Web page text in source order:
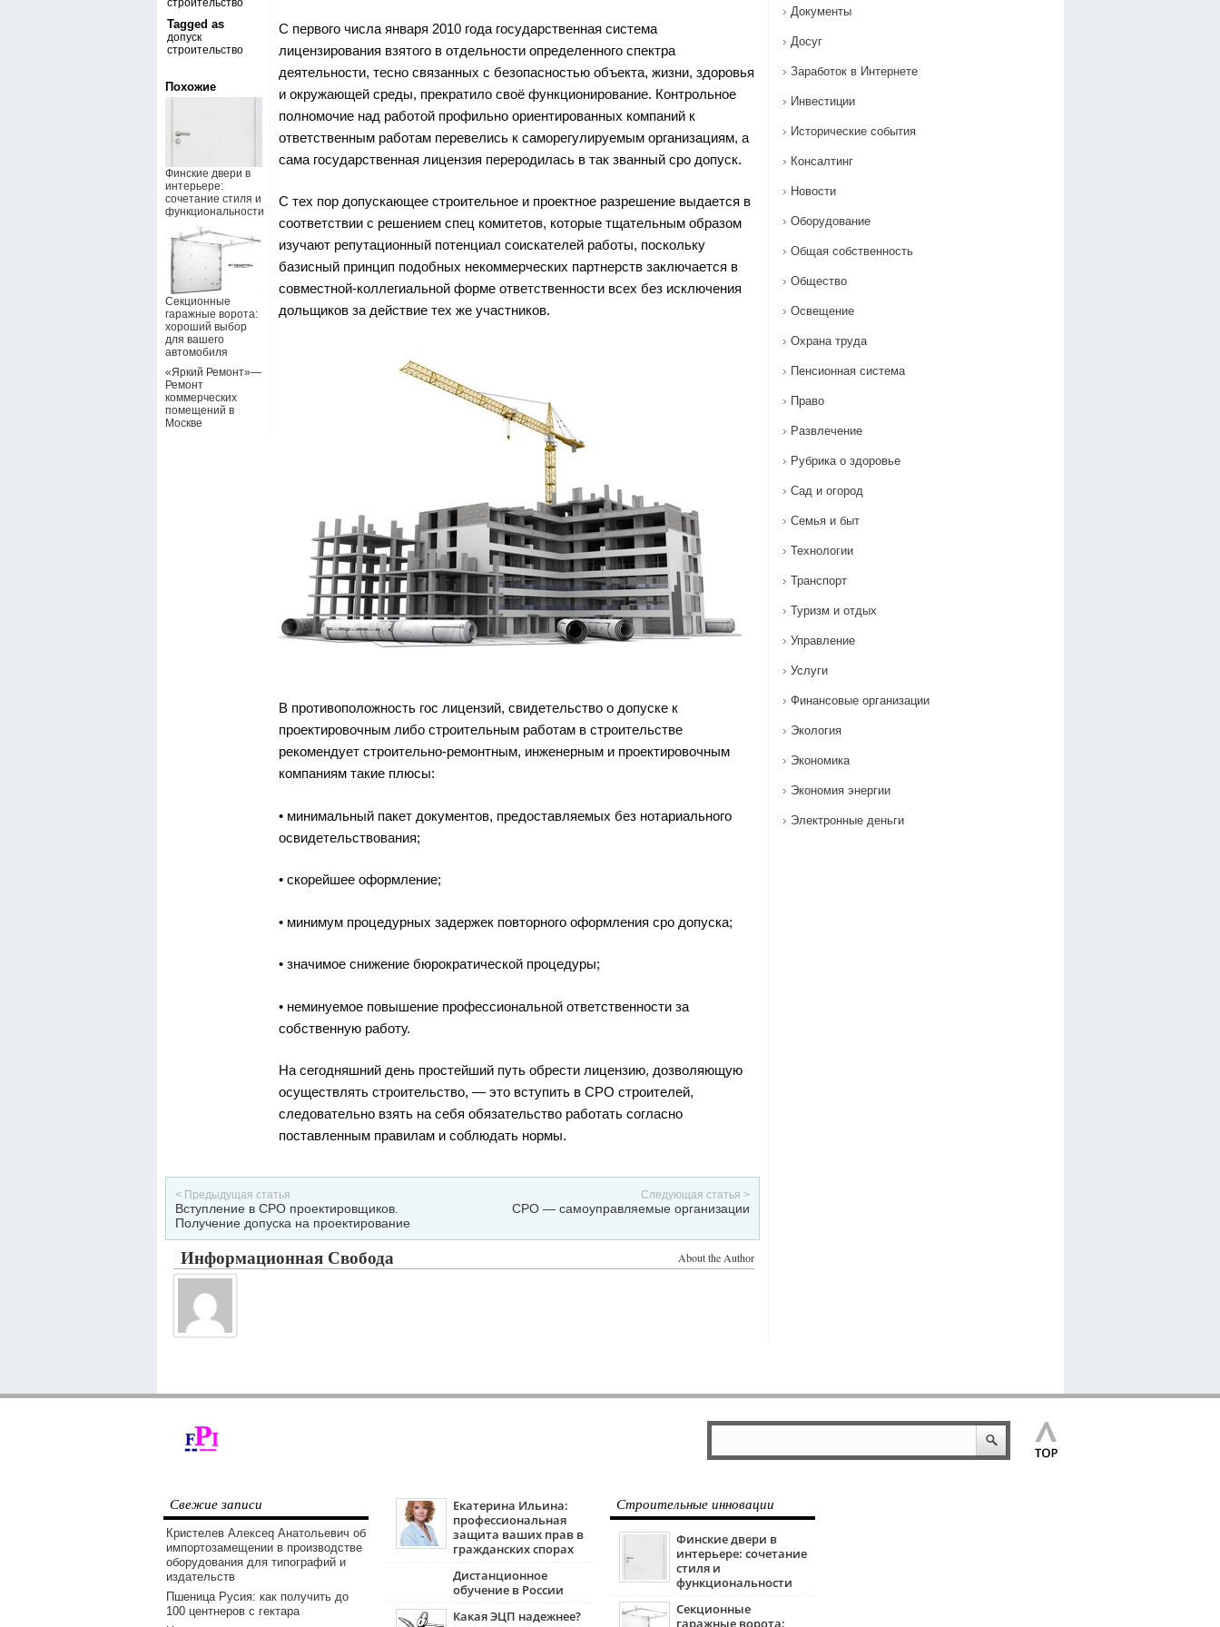
строительство
Tagged as
допуск
строительство
Похожие
Финские двери в
интерьере:
сочетание стиля и
функциональности
Секционные
гаражные ворота:
хороший выбор
для вашего
автомобиля
«Яркий Ремонт»—
Ремонт
коммерческих
помещений в
Москве
С первого числа января 2010 года государственная система
лицензирования взятого в отдельности определенного спектра
деятельности, тесно связанных с безопасностью объекта, жизни, здоровья
и окружающей среды, прекратило своё функционирование. Контрольное
полномочие над работой профильно ориентированных компаний к
ответственным работам перевелись к саморегулируемым организациям, а
сама государственная лицензия переродилась в так званный сро допуск.
С тех пор допускающее строительное и проектное разрешение выдается в
соответствии с решением спец комитетов, которые тщательным образом
изучают репутационный потенциал соискателей работы, поскольку
базисный принцип подобных некоммерческих партнерств заключается в
совместной-коллегиальной форме ответственности всех без исключения
дольщиков за действие тех же участников.
В противоположность гос лицензий, свидетельство о допуске к
проектировочным либо строительным работам в строительстве
рекомендует строительно-ремонтным, инженерным и проектировочным
компаниям такие плюсы:
• минимальный пакет документов, предоставляемых без нотариального
освидетельствования;
• скорейшее оформление;
• минимум процедурных задержек повторного оформления сро допуска;
• значимое снижение бюрократической процедуры;
• неминуемое повышение профессиональной ответственности за
собственную работу.
На сегодняшний день простейший путь обрести лицензию, дозволяющую
осуществлять строительство, — это вступить в СРО строителей,
следовательно взять на себя обязательство работать согласно
поставленным правилам и соблюдать нормы.
< Предыдущая статья
Вступление в СРО проектировщиков.
Получение допуска на проектирование
Следующая статья >
СРО — самоуправляемые организации
About the Author
Информационная Свобода
Документы
Досуг
Заработок в Интернете
Инвестиции
Исторические события
Консалтинг
Новости
Оборудование
Общая собственность
Общество
Освещение
Охрана труда
Пенсионная система
Право
Развлечение
Рубрика о здоровье
Сад и огород
Семья и быт
Технологии
Транспорт
Туризм и отдых
Управление
Услуги
Финансовые организации
Экология
Экономика
Экономия энергии
Электронные деньги
Свежие записи
Кристелев Алексеq Анатольевич об
импортозамещении в производстве
оборудования для типографий и
издательств
Пшеница Русия: как получить до
100 центнеров с гектара
Екатерина Ильина:
профессиональная
защита ваших прав в
гражданских спорах
Дистанционное
обучение в России
Какая ЭЦП надежнее?
Строительные инновации
Финские двери в
интерьере: сочетание
стиля и
функциональности
Секционные
гаражные ворота: